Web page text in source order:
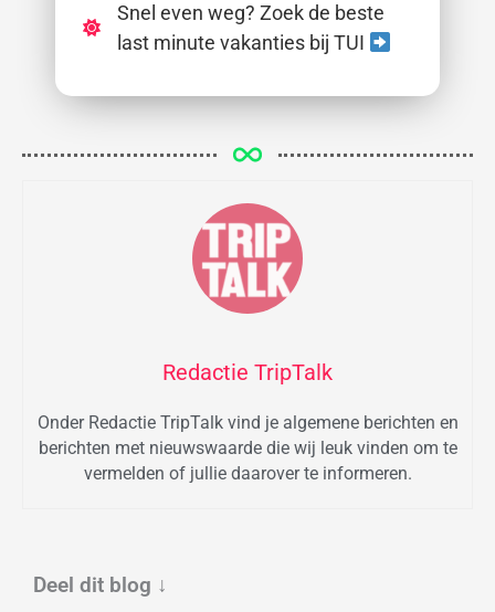
Snel even weg? Zoek de beste
last minute vakanties bij TUI
Redactie TripTalk
Onder Redactie TripTalk vind je algemene berichten en
berichten met nieuwswaarde die wij leuk vinden om te
vermelden of jullie daarover te informeren.
Deel dit blog ↓